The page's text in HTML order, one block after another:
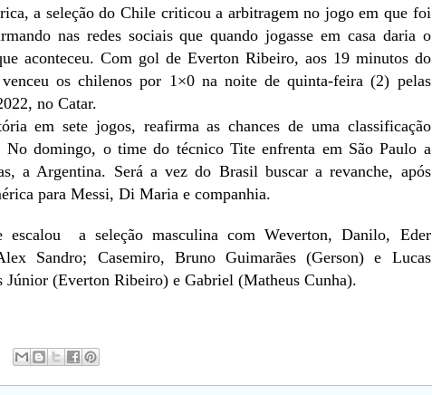
a seleção do Chile criticou a arbitragem no jogo em que foi
nas redes sociais que quando jogasse em casa daria o
aconteceu. Com gol de Everton Ribeiro, aos 19 minutos do
os chilenos por 1×0 na noite de quinta-feira (2) pelas
no Catar.
em sete jogos, reafirma as chances de uma classificação
domingo, o time do técnico Tite enfrenta em São Paulo a
a Argentina. Será a vez do Brasil buscar a revanche, após
para Messi, Di Maria e companhia.
escalou a seleção masculina com Weverton, Danilo, Eder
Sandro; Casemiro, Bruno Guimarães (Gerson) e Lucas
Júnior (Everton Ribeiro) e Gabriel (Matheus Cunha).